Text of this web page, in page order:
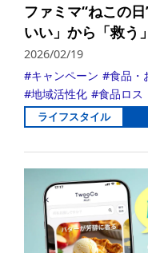
ファミマ“ねこの
いい」から「救う
2026/02/19
キャンペーン
食品・
地域活性化
食品ロス
ライフスタイル